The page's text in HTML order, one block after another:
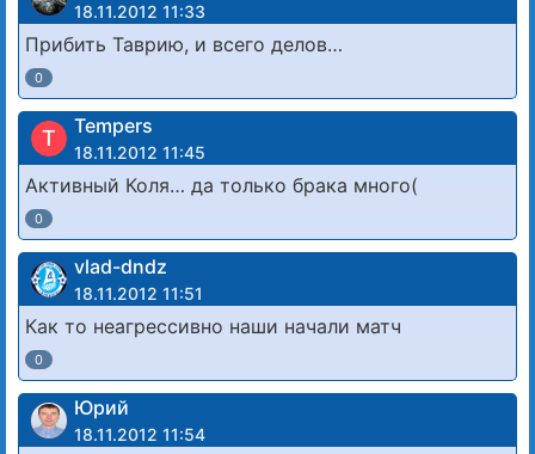
18.11.2012 11:33
Прибить Таврию, и всего делов…
0
T Tempers
18.11.2012 11:45
Активный Коля… да только брака много(
0
vlad-dndz
18.11.2012 11:51
Как то неагрессивно наши начали матч
0
Юрий
18.11.2012 11:54